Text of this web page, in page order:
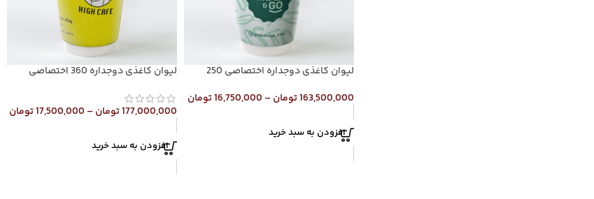
لیوان کاغذی دوجداره اختصاصی 250
163,500,000تومان –
16,750,000تومان
افزودن به سبد خرید
لیوان کاغذی دوجداره 360 اختصاصی
177,000,000تومان –
17,500,000تومان
افزودن به سبد خرید